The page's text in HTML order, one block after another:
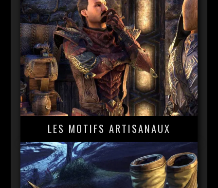
LES MOTIFS ARTISANAUX